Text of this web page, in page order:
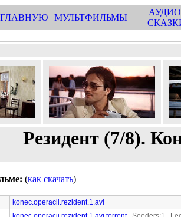
МУЛЬТФИЛЬМЫ
Резидент (7/8).
(как скачать)
konec.operacii.rezident.1.avi